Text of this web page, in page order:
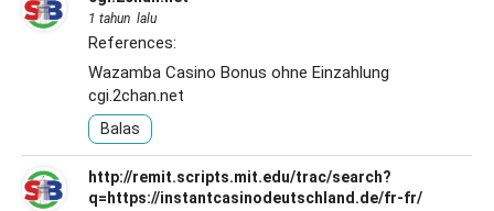
1 tahun lalu
References:
Wazamba Casino Bonus ohne Einzahlung
cgi.2chan.net
Balas
http://remit.scripts.mit.edu/trac/search?
q=https://instantcasinodeutschland.de/fr-fr/